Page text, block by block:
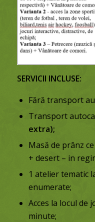
SERVICII INCLUSE:
Fără transport
Transport
extra);
Masă de prânz
+ desert – in
1 atelier tematic
enumerate;
Acces la locul de
minute;